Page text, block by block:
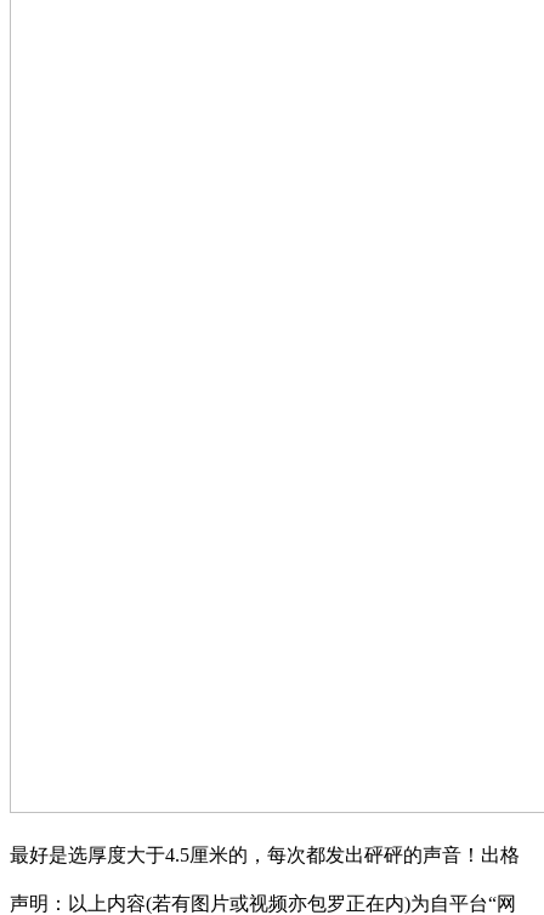
最好是选厚度大于4.5厘米的，每次都发出砰砰的声音！出格
声明：以上内容(若有图片或视频亦包罗正在内)为自平台“网